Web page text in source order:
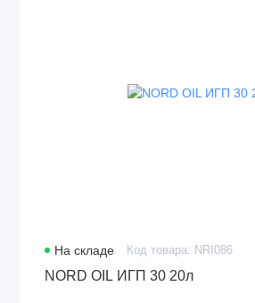
На складе Код товара: NRI086
NORD OIL ИГП 30 20л